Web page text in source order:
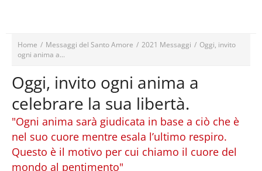
Home / Messaggi del Santo Amore / 2021 Messaggi / Oggi, invito
ogni anima a...
Oggi, invito ogni anima a
celebrare la sua libertà.
"Ogni anima sarà giudicata in base a ciò che è
nel suo cuore mentre esala l’ultimo respiro.
Questo è il motivo per cui chiamo il cuore del
mondo al pentimento"